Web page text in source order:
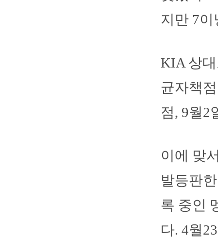
지만 7
KIA 상
균자책
점, 9월2
이에 맞
발등판
록 중인
다. 4월